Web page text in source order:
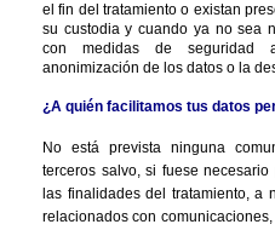
el fin del tratamiento o existan
su custodia y cuando ya no sea
con medidas de seguridad
anonimización de los datos o la
¿A quién facilitamos tus datos
No está prevista ninguna
terceros salvo, si fuese
las finalidades del tratamiento, a
relacionados con